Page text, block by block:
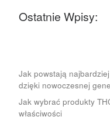
Ostatnie Wpisy:
Jak powstają
dzięki nowoczesnej
Jak wybrać produkty
właściwości